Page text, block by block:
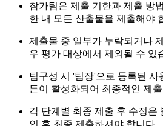
참가팀은 제출 기한과 제출 방
한 내 모든 산출물을 제출해야
제출물 중 일부가 누락되거나
우 평가 대상에서 제외될 수 있
팀구성 시 '팀장'으로 등록된 사
튼이 활성화되어 최종적인 제
각 단계별 최종 제출 후 수정은